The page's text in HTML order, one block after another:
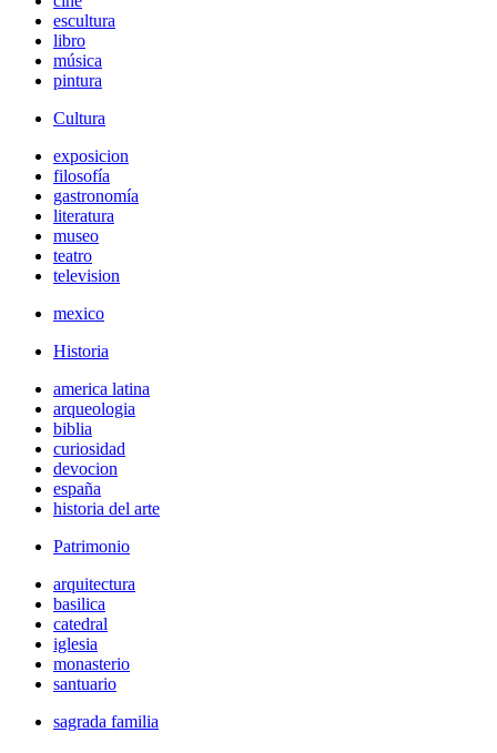
escultura
libro
música
pintura
Cultura
exposicion
filosofía
gastronomía
literatura
museo
teatro
television
mexico
Historia
america latina
arqueologia
biblia
curiosidad
devocion
españa
historia del arte
Patrimonio
arquitectura
basilica
catedral
iglesia
monasterio
santuario
sagrada familia